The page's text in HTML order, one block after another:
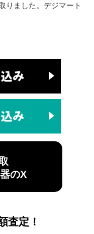
りました。デジマート
のX
査定！